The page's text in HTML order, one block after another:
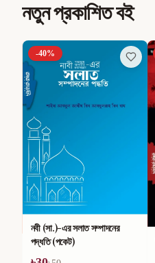
নতুন প্রকাশিত বই
-40%
নবী (সা.)-এর সলাত সম্পাদনের
পদ্ধতি (পকেট)